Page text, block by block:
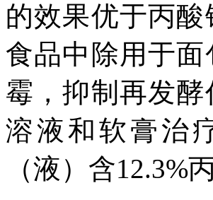
的效果优于丙
食品中除用于
霉，抑制再发
溶液和软膏治
（液）含12.3%